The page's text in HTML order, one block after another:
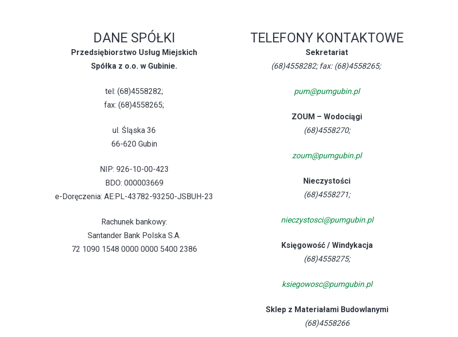
DANE SPÓŁKI
Przedsiębiorstwo Usług Miejskich
Spółka z o.o. w Gubinie.
tel: (68)4558282;
fax: (68)4558265;
ul. Śląska 36
66-620 Gubin
NIP: 926-10-00-423
BDO: 000003669
e-Doręczenia: AE:PL-43782-93250-JSBUH-23
Rachunek bankowy:
Santander Bank Polska S.A.
72 1090 1548 0000 0000 5400 2386
TELEFONY KONTAKTOWE
Sekretariat
(68)4558282; fax: (68)4558265;
pum@pumgubin.pl
ZOUM – Wodociągi
(68)4558270;
zoum@pumgubin.pl
Nieczystości
(68)4558271;
nieczystosci@pumgubin.pl
Księgowość / Windykacja
(68)4558275;
ksiegowosc@pumgubin.pl
Sklep z Materiałami Budowlanymi
(68)4558266